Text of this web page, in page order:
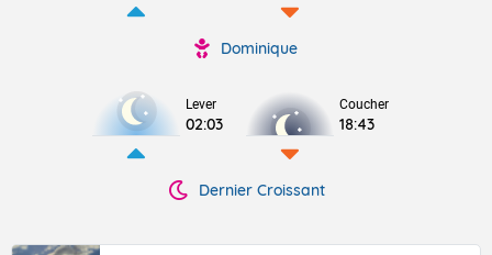
Dominique
Lever
02:03
Coucher
18:43
Dernier Croissant